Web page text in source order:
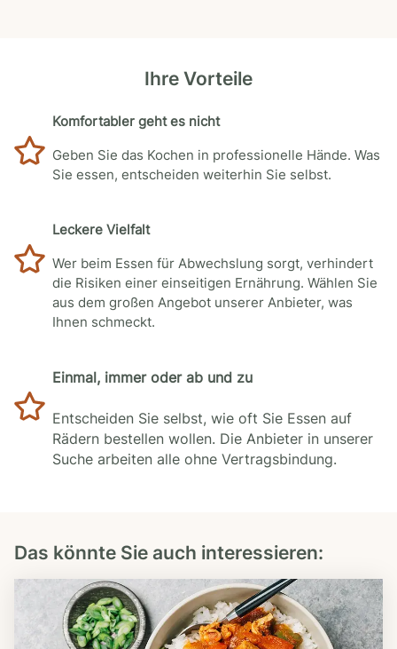
Ihre Vorteile
Komfortabler geht es nicht
Geben Sie das Kochen in professionelle Hände. Was
Sie essen, entscheiden weiterhin Sie selbst.
Leckere Vielfalt
Wer beim Essen für Abwechslung sorgt, verhindert
die Risiken einer einseitigen Ernährung. Wählen Sie
aus dem großen Angebot unserer Anbieter, was
Ihnen schmeckt.
Einmal, immer oder ab und zu
Entscheiden Sie selbst, wie oft Sie Essen auf
Rädern bestellen wollen. Die Anbieter in unserer
Suche arbeiten alle ohne Vertragsbindung.
Das könnte Sie auch interessieren: